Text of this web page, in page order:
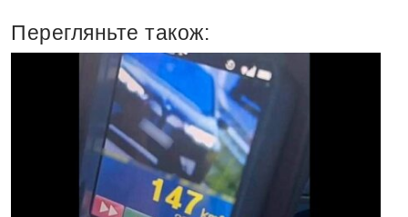
Перегляньте також: